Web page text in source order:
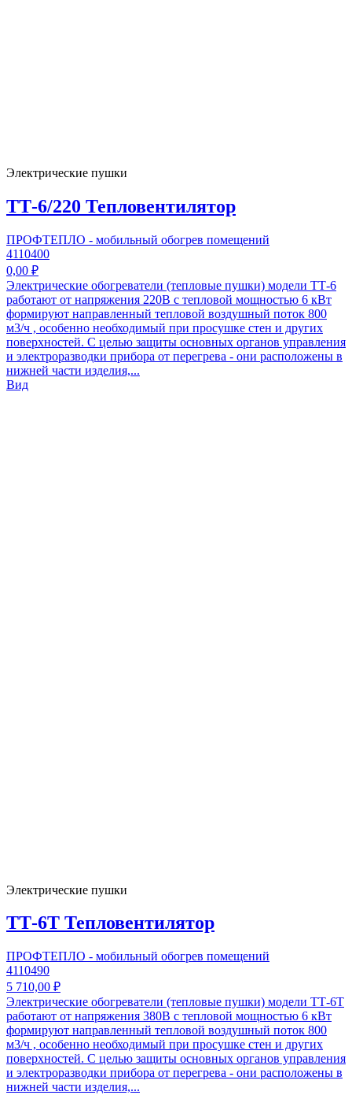
Электрические пушки
ТТ-6/220 Тепловентилятор
ПРОФТЕПЛО - мобильный обогрев помещений
4110400
0,00 ₽
Электрические обогреватели (тепловые пушки) модели ТТ-6
работают от напряжения 220В с тепловой мощностью 6 кВт
формируют направленный тепловой воздушный поток 800
м3/ч , особенно необходимый при просушке стен и других
поверхностей. С целью защиты основных органов управления
и электроразводки прибора от перегрева - они расположены в
нижней части изделия,...
Вид
Электрические пушки
ТТ-6Т Тепловентилятор
ПРОФТЕПЛО - мобильный обогрев помещений
4110490
5 710,00 ₽
Электрические обогреватели (тепловые пушки) модели ТТ-6Т
работают от напряжения 380В с тепловой мощностью 6 кВт
формируют направленный тепловой воздушный поток 800
м3/ч , особенно необходимый при просушке стен и других
поверхностей. С целью защиты основных органов управления
и электроразводки прибора от перегрева - они расположены в
нижней части изделия,...